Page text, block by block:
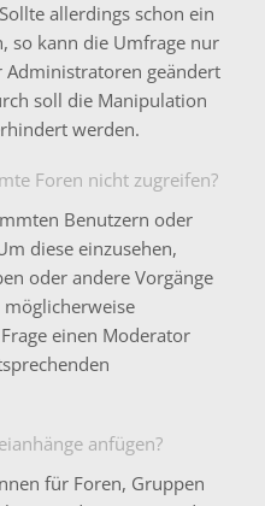
allerdings schon ein
so kann die Umfrage nur
geändert
soll die Manipulation
werden.
Foren nicht zugreifen?
Benutzern oder
diese einzusehen,
oder andere Vorgänge
einen Moderator
anfügen?
für Foren, Gruppen